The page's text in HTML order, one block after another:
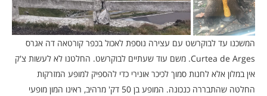
המשכנו עד לבוקרשט עם עצירה נוספת לאכול בכפר קורטאה דה אגרס
Curtea de Arges. משם עוד שעתיים לבוקרשט. החלטנו לא לעשות צ'ק
אין במלון אלא לחנות סמוך לכיכר אונירי כדי להספיק למופע המזרקות
החלטה שהתבררה כנכונה. המופע בן 50 דק' מרהיב, ראינו המון מופעי